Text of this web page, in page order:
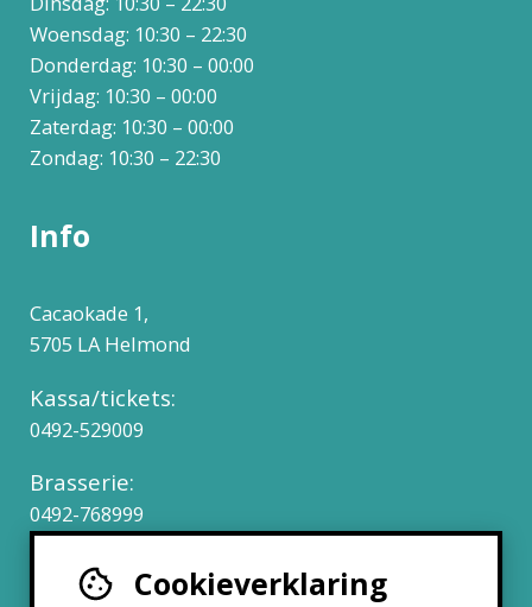
Cookieverklaring
Woensdag: 10:30 – 22:30
Donderdag: 10:30 – 00:00
Vrijdag: 10:30 – 00:00
Zaterdag: 10:30 – 00:00
Zondag: 10:30 – 22:30
Info
Cacaokade 1,
5705 LA Helmond
Kassa/tickets:
0492-529009
Brasserie:
0492-768999
Werken bij